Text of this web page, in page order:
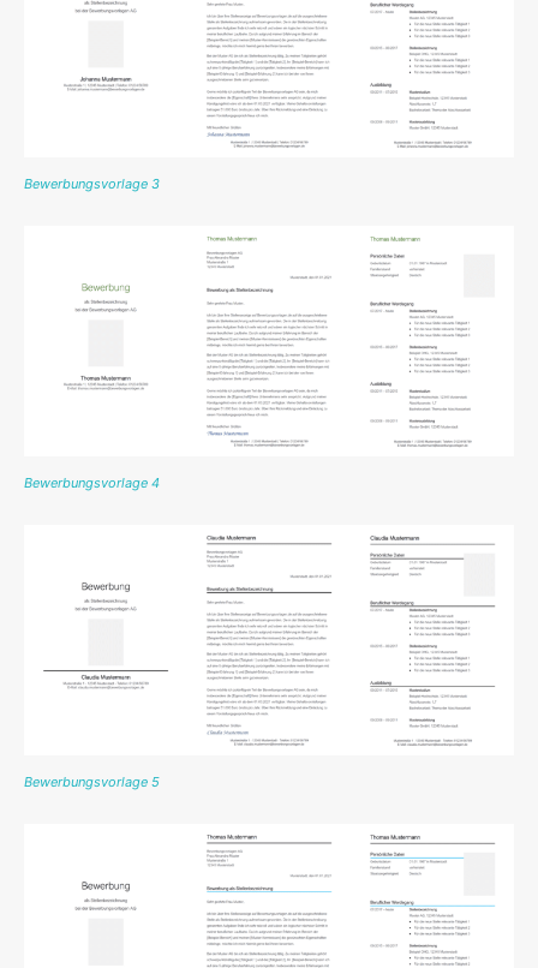
Bewerbungsvorlage 3
Bewerbungsvorlage 4
Bewerbungsvorlage 5